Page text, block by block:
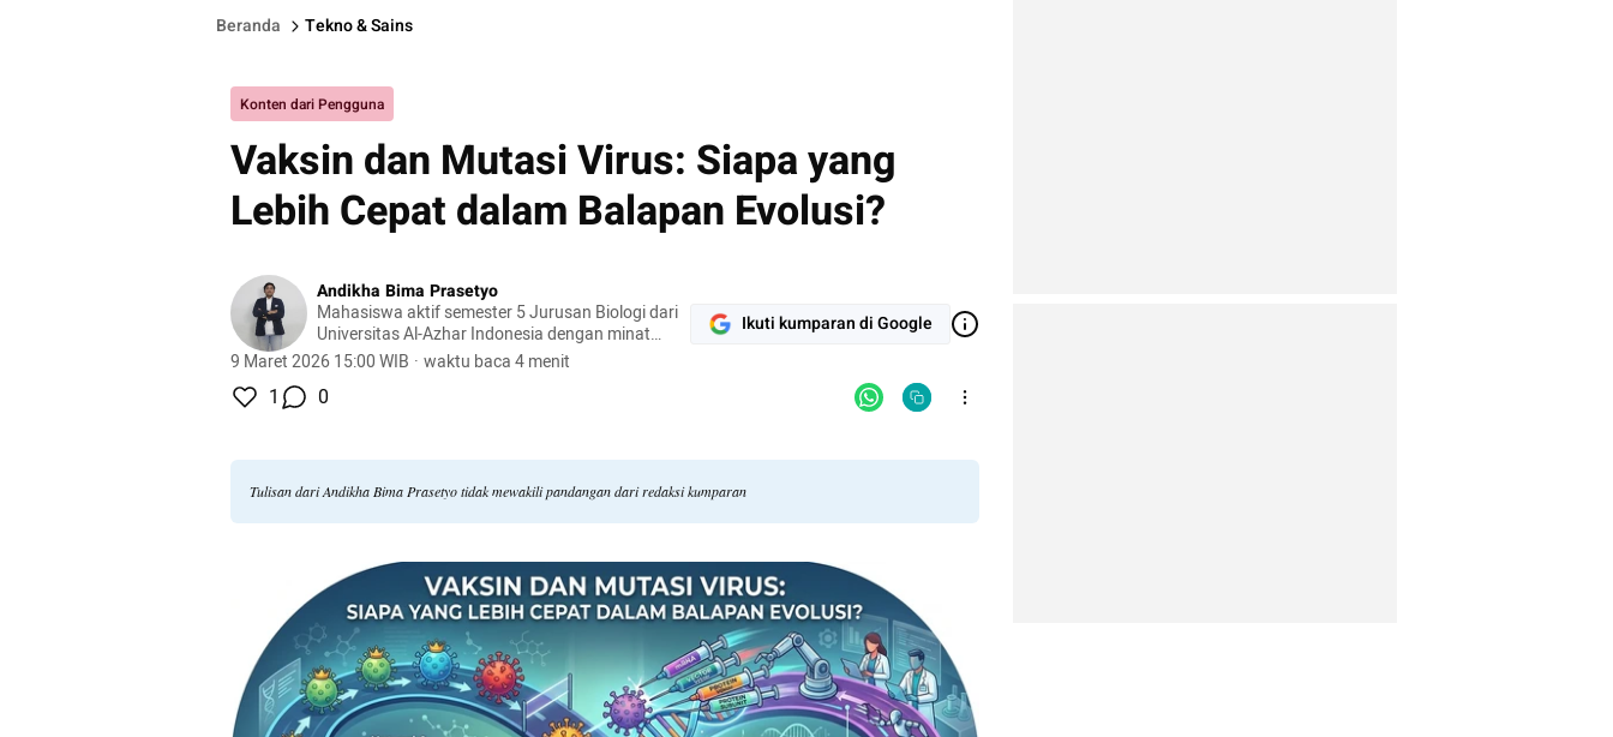
Beranda Tekno & Sains
Konten dari Pengguna
Vaksin dan Mutasi Virus: Siapa yang
Lebih Cepat dalam Balapan Evolusi?
Andikha Bima Prasetyo
Mahasiswa aktif semester 5 Jurusan Biologi dari
Universitas Al-Azhar Indonesia dengan minat
yang kuat di bidang penelitian dan
dunia biomedis dan konservasi satwa.
9 Maret 2026 15:00 WIB · waktu baca 4 menit
Ikuti kumparan di Google
1 0
Tulisan dari Andikha Bima Prasetyo tidak mewakili pandangan dari redaksi kumparan